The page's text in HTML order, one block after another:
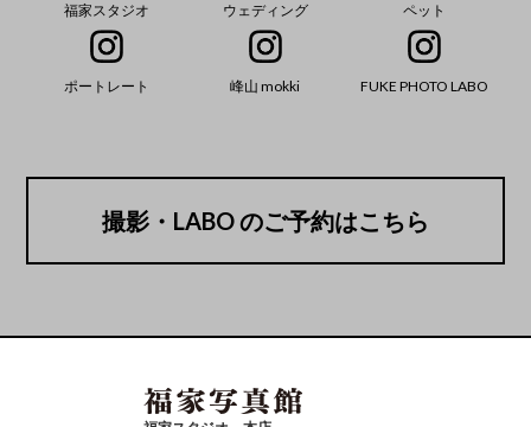
福家スタジオ ウェディング ペット
ポートレート 峰山 mokki FUKE PHOTO LABO
撮影・LABO のご予約はこちら